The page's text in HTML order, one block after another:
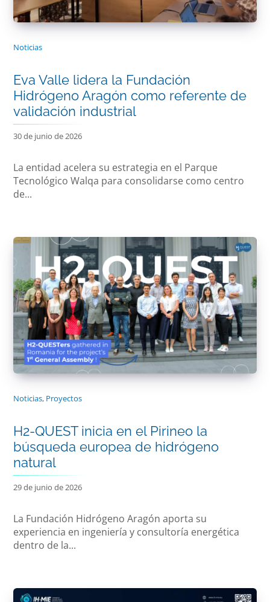
Noticias
Eva Valle lidera la Fundación
Hidrógeno Aragón como referente de
validación industrial
30 de junio de 2026
La entidad acelera su estrategia en el Parque
Tecnológico Walqa para consolidarse como centro
de...
Noticias, Proyectos
H2-QUEST inicia en el Pirineo la
búsqueda europea de hidrógeno
natural
29 de junio de 2026
La Fundación Hidrógeno Aragón aporta su
experiencia en ingeniería y consultoría energética
dentro de la...